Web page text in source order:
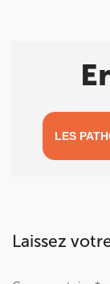
LES
Laissez